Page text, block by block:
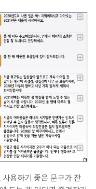
용하기 좋은 문구가 잔